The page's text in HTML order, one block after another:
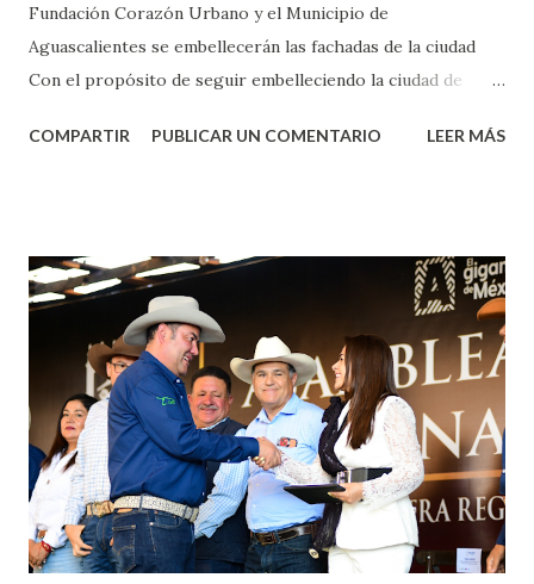
Fundación Corazón Urbano y el Municipio de
Aguascalientes se embellecerán las fachadas de la ciudad
Con el propósito de seguir embelleciendo la ciudad de
municipal, Leo Montañez dio inicio al programa
Corazón Urbano y el Municipio capital. Leo Montañez
informó que en este programa se usarán cerca de 90 mil
metros cuadrados de pintura, para dar inicio en la calle
Nieto, entre Jesús F. Elizondo y la calle 22 de Octubre, con
lo que se aplicará pintura en 66 casas. Posteriormente se
llevará este programa a Villas de Nuestra Señora de la
Asunción, Avenida Alameda y Decreto 27 de Septiembre, en
los edificios FOVISSSTE Ojo de Agua, en la comunidad
Norias de Paso Hondo y en los edificios de...
COMPARTIR PUBLICAR UN COMENTARIO LEER MÁS